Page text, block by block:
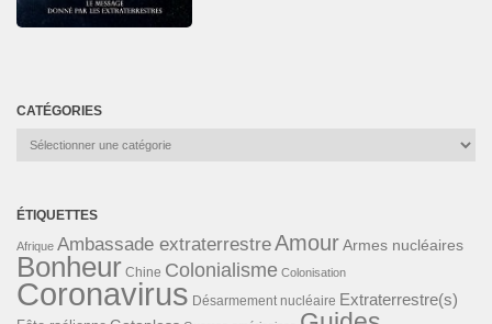
CATÉGORIES
Catégories
ÉTIQUETTES
Afrique Ambassade extraterrestreAmourArmes nucléaires
Bonheur Chine Colonialisme Colonisation
Coronavirus Désarmement nucléaire Extraterrestre(s)